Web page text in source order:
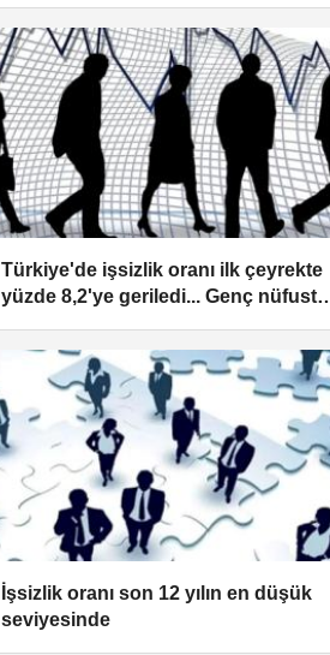
Türkiye'de işsizlik oranı ilk çeyrekte
yüzde 8,2'ye geriledi... Genç nüfusta
İşsizlik oranı son 12 yılın en düşük
seviyesinde